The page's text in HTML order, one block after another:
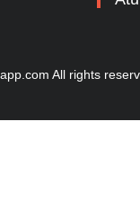
All rights